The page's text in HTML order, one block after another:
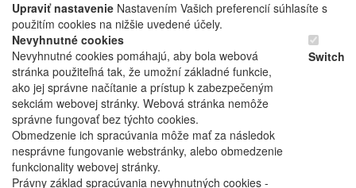
Upraviť nastavenie Nastavením Vašich preferencií súhlasíte s
použitím cookies na nižšie uvedené účely.
Nevyhnutné cookies
Nevyhnutné cookies pomáhajú, aby bola webová
stránka použiteľná tak, že umožní základné funkcie,
ako jej správne načítanie a prístup k zabezpečeným
sekciám webovej stránky. Webová stránka nemôže
správne fungovať bez týchto cookies.
Obmedzenie ich spracúvania môže mať za následok
nesprávne fungovanie webstránky, alebo obmedzenie
funkcionality webovej stránky.
Právny základ spracúvania nevyhnutných cookies -
Switch